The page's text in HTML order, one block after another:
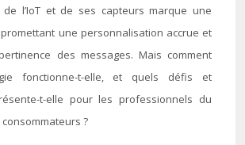
de l’IoT et de ses capteurs marque une
une personnalisation accrue et
des messages. Mais comment
fonctionne-t-elle, et quels défis et
t-elle pour les professionnels du
?